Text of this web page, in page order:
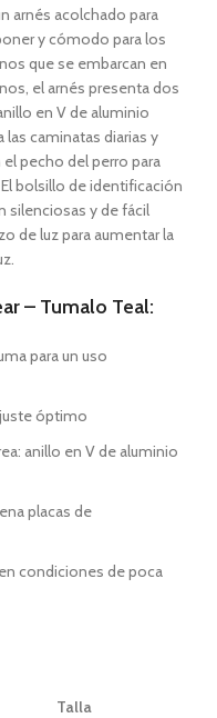
arnés acolchado para
y cómodo para los
que se embarcan en
el arnés presenta dos
en V de aluminio
las caminatas diarias y
pecho del perro para
bolsillo de identificación
silenciosas y de fácil
de luz para aumentar la
– Tumalo Teal:
para un uso
óptimo
anillo en V de aluminio
placas de
condiciones de poca
Talla